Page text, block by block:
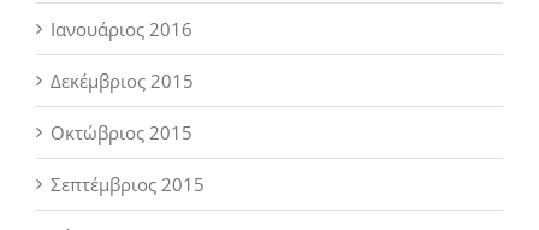
Ιανουάριος 2016
Δεκέμβριος 2015
Οκτώβριος 2015
Σεπτέμβριος 2015